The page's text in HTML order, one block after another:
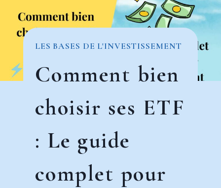
LES BASES DE L'INVESTISSEMENT
Comment bien
choisir ses ETF
: Le guide
complet pour